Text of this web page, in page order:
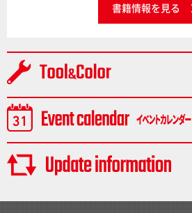
書籍情報を見る